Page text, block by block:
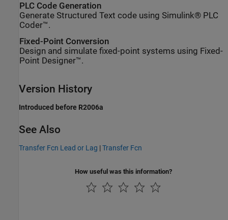
PLC Code Generation
Generate Structured Text code using Simulink® PLC
Coder™.
Fixed-Point Conversion
Design and simulate fixed-point systems using Fixed-
Point Designer™.
Version History
Introduced before R2006a
See Also
Transfer Fcn Lead or Lag |Transfer Fcn
How useful was this information?